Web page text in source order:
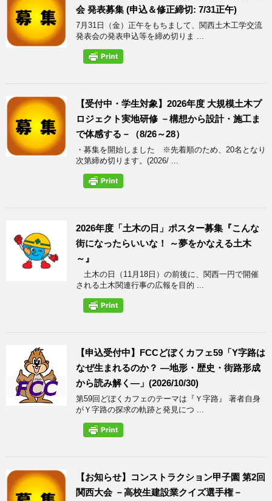
会 発表募集 (申込＆修正締切: 7/31正午)
7月31日（金）正午をもちまして、関西土木工学交流
発表会の発表申込等を締め切りま ...
【受付中・学生対象】2026年度 大規模土木プ
ロジェクト実地研修 －構想から設計・施工ま
で体感する－（8/26～28）
・募集を開始しました ※先着順のため、20名となり
次第締め切ります。(2026/ ...
2026年度「土木の日」ポスター募集『こんな
街になったらいいな！ ～夢をかなえる土木
～』
土木の日（11月18日）の前後に、関西一円で開催
される土木関連行事の広報を目的 ...
【申込受付中】FCCどぼくカフェ59「Y字路は
なぜ生まれるのか？ ―地形・歴史・街路形成
から読み解く―」(2026/10/30)
第59回どぼくカフェのテーマは『Ｙ字路』 著者自身
がＹ字路の探求の軌跡と発見につ ...
【お知らせ】コンストラクション甲子園 第2回
関西大会 －高校生建設業クイズ選手権－